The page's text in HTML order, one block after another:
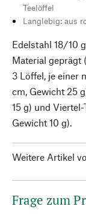
Teelöffel
Langlebig: aus
Edelstahl 18/10
Material geprägt
3 Löffel, je einer
cm, Gewicht 25
15 g) und Viertel-
Gewicht 10 g).
Weitere Artikel
Frage zum